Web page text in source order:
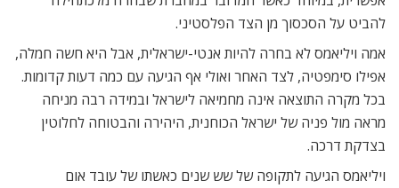
להביט על הסכסוך מן הצד הפלסטיני.
אמה ויליאמס לא בחרה להיות אנטי-ישראלית, אבל היא חשה חמלה,
אפילו סימפטיה, לצד האחר ואולי אף הגיעה עם כמה דעות קדומות.
בכל מקרה התוצאה אינה מחמיאה לישראל ובמידה רבה מניחה
מראה מול פניה של ישראל הכוחנית, היהירה והבטוחה לחלוטין
בצדקת דרכה.
ויליאמס הגיעה לתקופה של שש שנים כאשתו של עובד אום